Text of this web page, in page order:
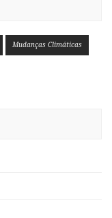
Mudanças Climáticas